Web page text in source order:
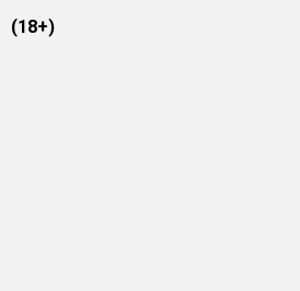
(18+)